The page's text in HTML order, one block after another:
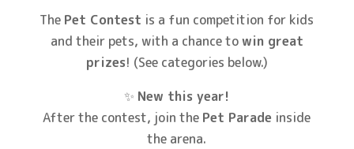
The Pet Contest is a fun competition for kids
and their pets, with a chance towin great
prizes! (See categories below.)
✨ New this year!
After the contest, join the Pet Parade inside
the arena.